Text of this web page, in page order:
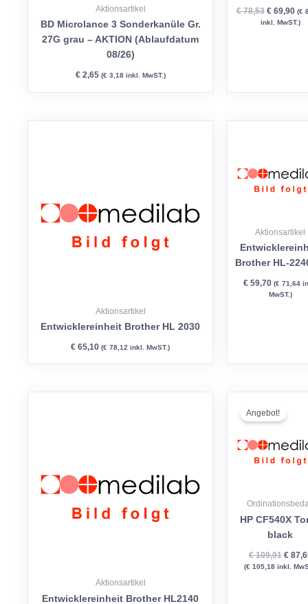
Aktionsartikel
BD Microlance 3 Sonderkanüle Gr.
27G grau – AKTION (Ablaufdatum
08/26)
€2,65 (€ 3,18inkl. MwST.)
€78,53 € 69,90 (€
inkl. MwST.)
Aktionsartikel
Entwicklereinheit Brother HL 2030
€ 65,10 (€ 78,12 inkl. MwST.)
Aktionsartikel
Brother HL-
€ 59,70 (€ 71,64
MwST.)
Aktionsartikel
Entwicklereinheit Brother HL2140
Angebot!
HP CF540X
black
€109,91
war:
€
(€ 105,18inkl.